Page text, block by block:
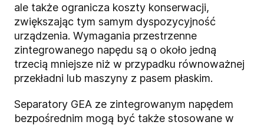
ale także ogranicza koszty konserwacji,
zwiększając tym samym dyspozycyjność
urządzenia. Wymagania przestrzenne
zintegrowanego napędu są o około jedną
trzecią mniejsze niż w przypadku równoważnej
przekładni lub maszyny z pasem płaskim.
Separatory GEA ze zintegrowanym napędem
bezpośrednim mogą być także stosowane w